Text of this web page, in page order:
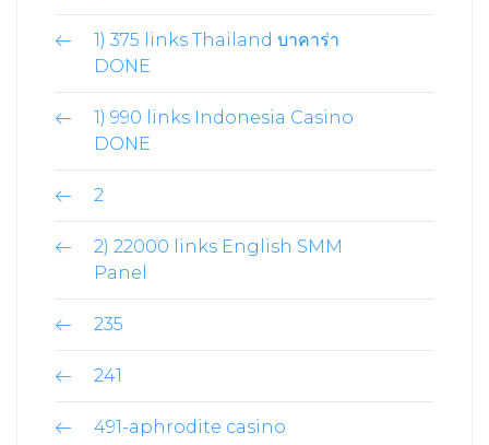
1) 375 links Thailand บาคาร่า
DONE
1) 990 links Indonesia Casino
DONE
2
2) 22000 links English SMM
Panel
235
241
491-aphrodite casino